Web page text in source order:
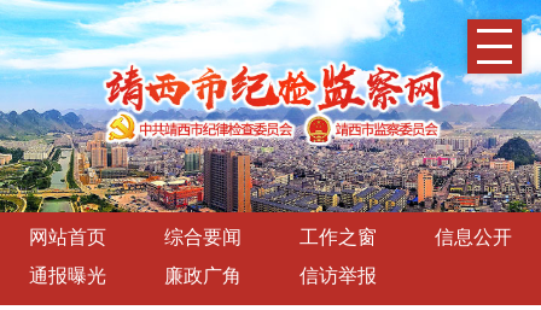
网站首页 综合要闻 工作之窗
信息公开
通报曝光
廉政广角 信访举报